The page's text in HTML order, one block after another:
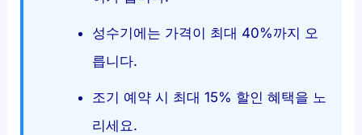
성수기에는 가격이 최대 40%까지 오
릅니다.
조기 예약 시 최대 15% 할인 혜택을 노
리세요.